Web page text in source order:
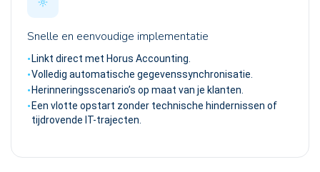
Snelle en eenvoudige implementatie
Linkt direct met Horus Accounting.
Volledig automatische gegevenssynchronisatie.
Herinneringsscenario’s op maat van je klanten.
Een vlotte opstart zonder technische hindernissen of
tijdrovende IT-trajecten.